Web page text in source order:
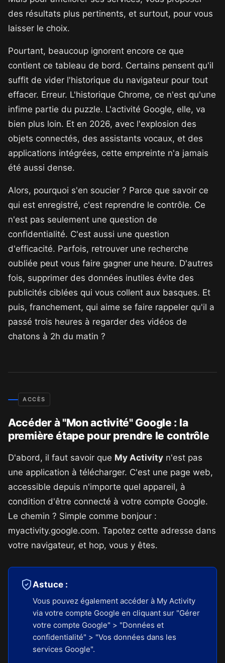
des résultats plus pertinents, et surtout, pour vous
laisser le choix.
Pourtant, beaucoup ignorent encore ce que
contient ce tableau de bord. Certains pensent qu'il
suffit de vider l'historique du navigateur pour tout
effacer. Erreur. L'historique Chrome, ce n'est qu'une
infime partie du puzzle. L'activité Google, elle, va
bien plus loin. Et en 2026, avec l'explosion des
objets connectés, des assistants vocaux, et des
applications intégrées, cette empreinte n'a jamais
été aussi dense.
Alors, pourquoi s'en soucier ? Parce que savoir ce
qui est enregistré, c'est reprendre le contrôle. Ce
n'est pas seulement une question de
confidentialité. C'est aussi une question
d'efficacité. Parfois, retrouver une recherche
oubliée peut vous faire gagner une heure. D'autres
fois, supprimer des données inutiles évite des
publicités ciblées qui vous collent aux basques. Et
puis, franchement, qui aime se faire rappeler qu'il a
passé trois heures à regarder des vidéos de
chatons à 2h du matin ?
ACCÈS
Accéder à "Mon activité" Google : la
première étape pour prendre le contrôle
D'abord, il faut savoir que My Activity n'est pas
une application à télécharger. C'est une page web,
accessible depuis n'importe quel appareil, à
condition d'être connecté à votre compte Google.
Le chemin ? Simple comme bonjour :
myactivity.google.com. Tapotez cette adresse dans
votre navigateur, et hop, vous y êtes.
Astuce :
Vous pouvez également accéder à My Activity
via votre compte Google en cliquant sur "Gérer
votre compte Google" > "Données et
confidentialité" > "Vos données dans les
services Google".